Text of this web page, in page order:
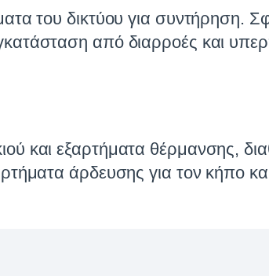
του δικτύου για συντήρηση.
από διαρροές και
και εξαρτήματα θέρμανσης,
άρδευσης για τον κήπο και